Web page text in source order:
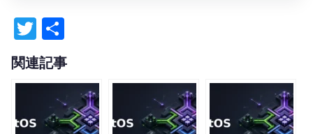
T
w
it
te
r
有
関連記事